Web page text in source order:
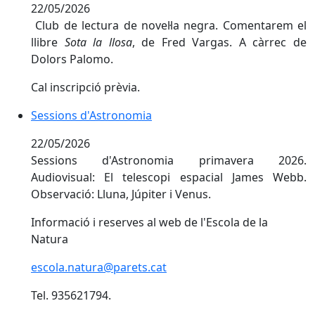
22/05/2026
Club de lectura de novel·la negra. Comentarem el
llibre Sota la llosa, de Fred Vargas. A càrrec de
Dolors Palomo.
Cal inscripció prèvia.
Sessions d'Astronomia
22/05/2026
Sessions d'Astronomia primavera 2026.
Audiovisual: El telescopi espacial James Webb.
Observació: Lluna, Júpiter i Venus.
Informació i reserves al web de l'Escola de la
Natura
escola.natura@parets.cat
Tel. 935621794.